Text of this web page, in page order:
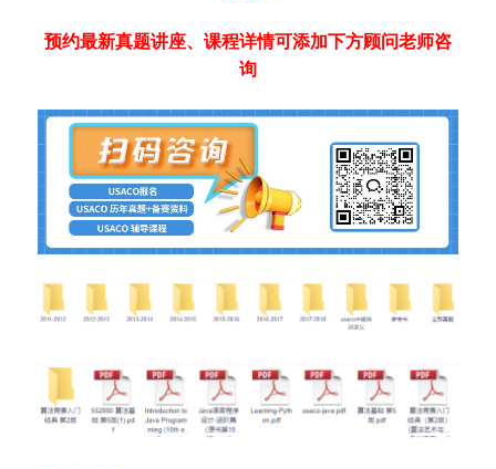
预约最新真题讲座、课程详情可添加下方顾问老师咨
询